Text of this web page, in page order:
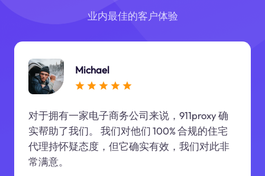
业内最佳的客户体验
Michael
对于拥有一家电子商务公司来说，911proxy 确
实帮助了我们。 我们对他们 100% 合规的住宅
代理持怀疑态度，但它确实有效，我们对此非
常满意。